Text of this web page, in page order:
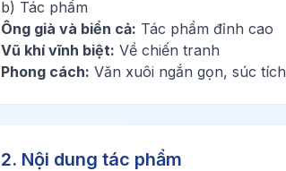
b) Tác phẩm
Ông già và biển cả: Tác phẩm đỉnh cao
Vũ khí vĩnh biệt: Về chiến tranh
Phong cách: Văn xuôi ngắn gọn, súc tích
2. Nội dung tác phẩm